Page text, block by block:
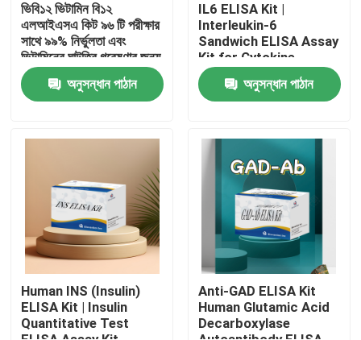
আমাদের সম্পর্কে
মান নিয়ন্ত্রণ
ভিবি১২ ভিটামিন বি১২
এলআইএসএ কিট ৯৬ টি পরীক্ষার
সাথে ৯৯% নির্ভুলতা এবং
ভিটামিনের ঘাটতির গবেষণার জন্য
১ ঘন্টা পরীক্ষার সময়
অনুসন্ধান পাঠান
IL6 ELISA Kit |
Interleukin-6
Sandwich ELISA Assay
Kit for Cytokine
Quantitative Detection
in Biological Samples,
Serum, Plasma, Cell
অনুসন্ধান পাঠান
Human INS (Insulin)
ELISA Kit | Insulin
Quantitative Test
Anti-GAD ELISA Kit
Human Glutamic Acid
Decarboxylase